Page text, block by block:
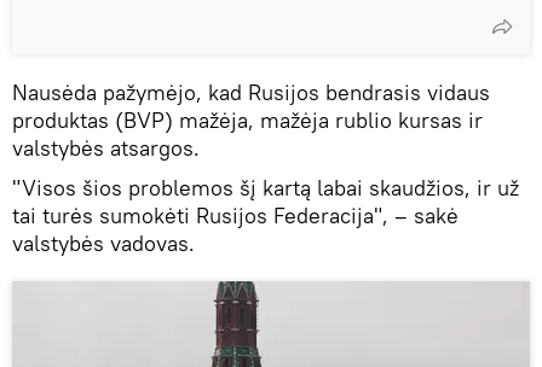
Nausėda pažymėjo, kad Rusijos bendrasis vidaus
produktas (BVP) mažėja, mažėja rublio kursas ir
valstybės atsargos.
"Visos šios problemos šį kartą labai skaudžios, ir už
tai turės sumokėti Rusijos Federacija", – sakė
valstybės vadovas.